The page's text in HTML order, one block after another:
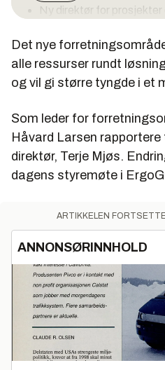
Ny direktør for prosjekter
Det nye
alle ressurser rundt
og vil gi større tyngde i et
Som leder for
Håvard Larsen
direktør, Terje Mjøs.
dagens styremøte i
ARTIKKELEN
ANNONSØRINNHOLD